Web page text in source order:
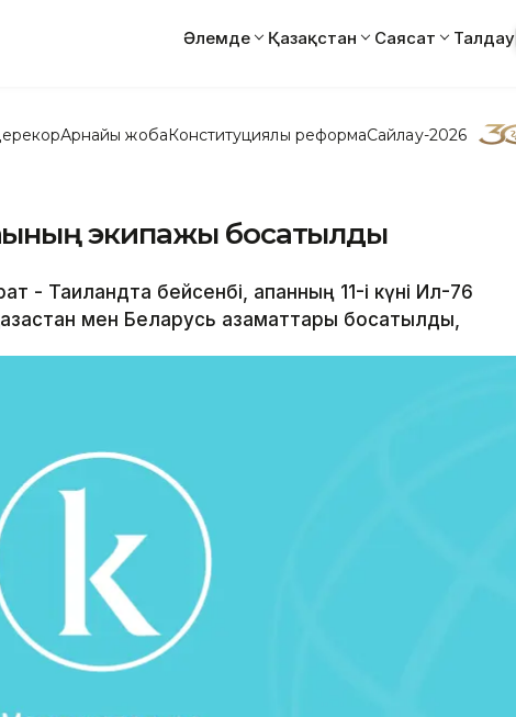
Әлемде Қазақстан Саясат Талдау
Арнайы жобаКонституциялық реформаСайлау-2026
экипажы босатылды
- Таиландта бейсенбі, ақпанның 11-і күні Ил-76
мен Беларусь азаматтары босатылды,